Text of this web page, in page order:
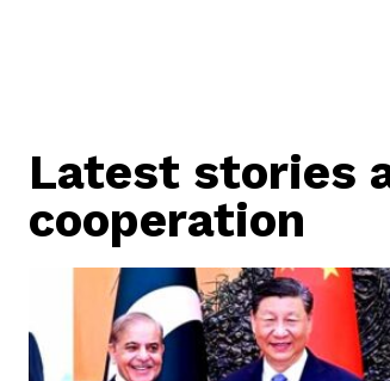
Latest stories
cooperation